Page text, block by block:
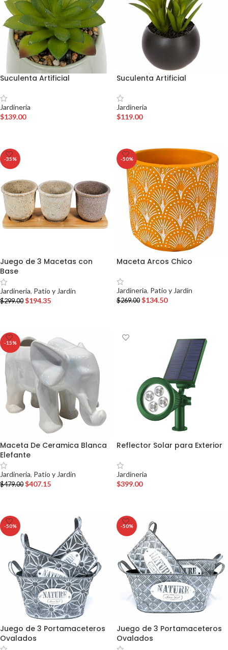
Suculenta Artificial
Jardineria
$139.00
Suculenta Artificial
Jardineria
$119.00
-35%
Juego de 3 Macetas con
Base
Jardineria, Patio y Jardin
$299.00 $194.35
-50%
Maceta Arcos Chico
Jardineria, Patio y Jardin
$269.00 $134.50
-15%
Maceta De Ceramica Blanca
Elefante
Jardineria, Patio y Jardin
$479.00 $407.15
Reflector Solar para Exterior
Jardineria
$399.00
-50%
Juego de 3 Portamaceteros
Ovalados
-50%
Juego de 3 Portamaceteros
Ovalados